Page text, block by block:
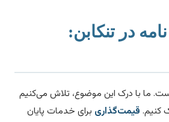
در تنکابن:
ما با درک این موضوع، تلاش می‌کنیم
کنیم. قیمت‌گذاری برای خدمات پایان